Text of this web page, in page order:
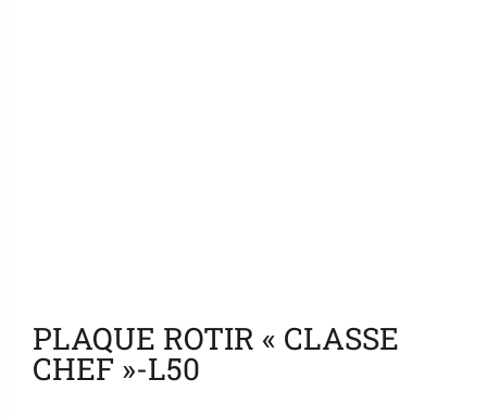
PLAQUE ROTIR « CLASSE
CHEF »-L50